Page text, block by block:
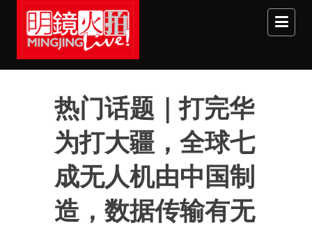
Skip to main content
热门话题｜打完华
为打大疆，全球七
成无人机由中国制
造，数据传输有无